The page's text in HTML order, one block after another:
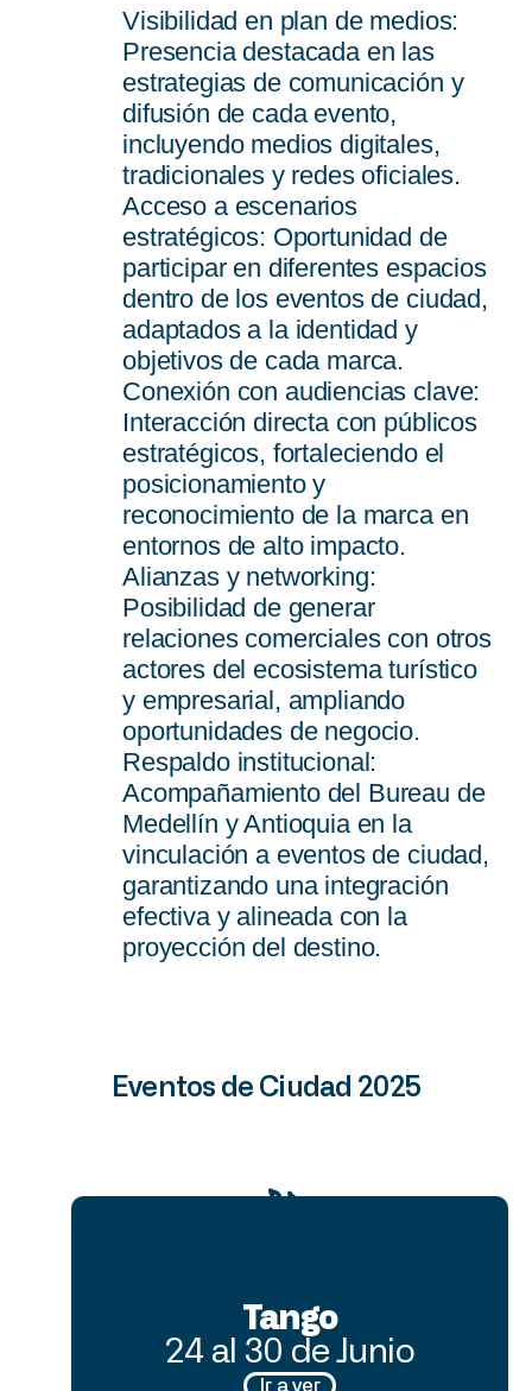
Visibilidad en plan de medios:
Presencia destacada en las
estrategias de comunicación y
difusión de cada evento,
incluyendo medios digitales,
tradicionales y redes oficiales.
Acceso a escenarios
estratégicos: Oportunidad de
participar en diferentes espacios
dentro de los eventos de ciudad,
adaptados a la identidad y
objetivos de cada marca.
Conexión con audiencias clave:
Interacción directa con públicos
estratégicos, fortaleciendo el
posicionamiento y
reconocimiento de la marca en
entornos de alto impacto.
Alianzas y networking:
Posibilidad de generar
relaciones comerciales con otros
actores del ecosistema turístico
y empresarial, ampliando
oportunidades de negocio.
Respaldo institucional:
Acompañamiento del Bureau de
Medellín y Antioquia en la
vinculación a eventos de ciudad,
garantizando una integración
efectiva y alineada con la
proyección del destino.
Eventos de Ciudad 2025
Tango
24 al 30 de Junio
Ir a ver